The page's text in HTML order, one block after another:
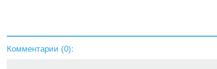
Комментарии (0):